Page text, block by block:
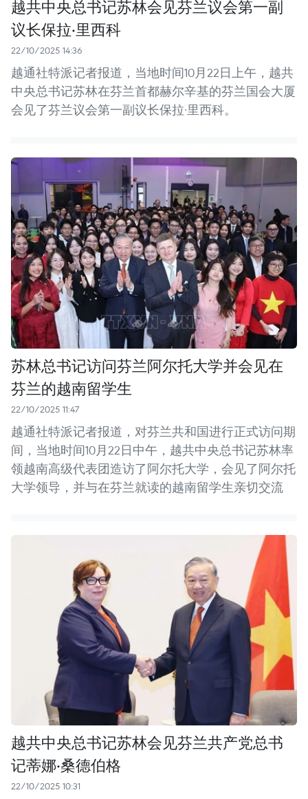
越共中央总书记苏林会见芬兰议会第一副
议长保拉·里西科
22/10/2025 14:36
越通社特派记者报道，当地时间10月22日上午，越共
中央总书记苏林在芬兰首都赫尔辛基的芬兰国会大厦
会见了芬兰议会第一副议长保拉·里西科。
苏林总书记访问芬兰阿尔托大学并会见在
芬兰的越南留学生
22/10/2025 11:47
越通社特派记者报道，对芬兰共和国进行正式访问期
间，当地时间10月22日中午，越共中央总书记苏林率
领越南高级代表团造访了阿尔托大学，会见了阿尔托
大学领导，并与在芬兰就读的越南留学生亲切交流
越共中央总书记苏林会见芬兰共产党总书
记蒂娜·桑德伯格
22/10/2025 10:31